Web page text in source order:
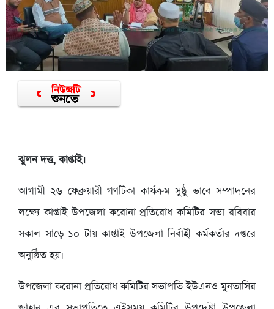
ঝুলন দত্ত, কাপ্তাই।
আগামী ২৬ ফেব্রুয়ারী গণটিকা কার্যক্রম সুষ্ঠু ভাবে সম্পাদনের
লক্ষ্যে কাপ্তাই উপজেলা করোনা প্রতিরোধ কমিটির সভা রবিবার
সকাল সাড়ে ১০ টায় কাপ্তাই উপজেলা নির্বাহী কর্মকর্তার দপ্তরে
অনুষ্ঠিত হয়।
উপজেলা করোনা প্রতিরোধ কমিটির সভাপতি ইউএনও মুনতাসির